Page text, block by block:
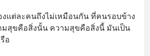
แต่ละคนถึงไม่เหมือนกัน ที่คนรอบข้าง
มสุขคือสิ่งนั้น ความสุขคือสิ่งนี้ มันเป็น
อ